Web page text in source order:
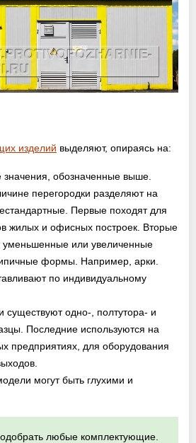
изделий выделяют, опираясь на:
значения, обозначенные выше.
перегородки разделяют на
Первые походят для
жилых и офисных построек. Вторые
или увеличенные
формы. Например, арки.
по индивидуальному
существуют одно-, полтутора- и
Последние используются на
предприятиях, для оборудования
могут быть глухими и
любые комплектующие.